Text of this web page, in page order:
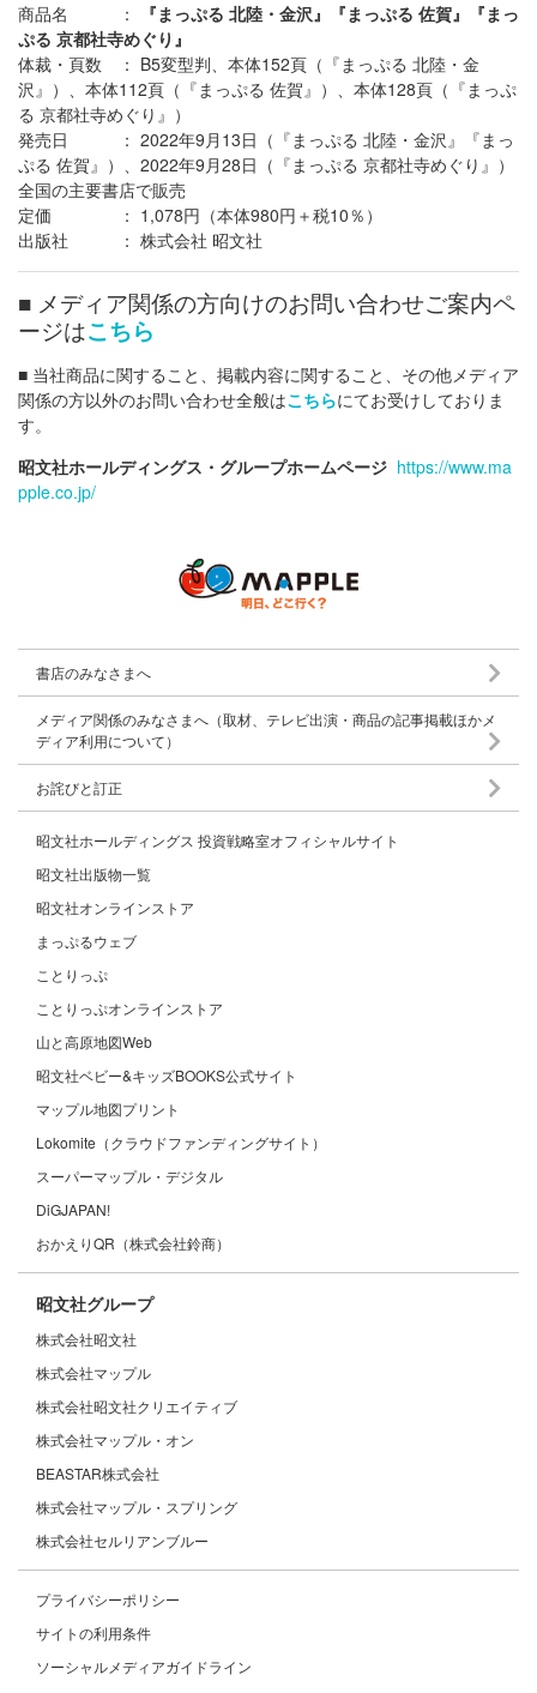
商品名 ：
『まっぷる 北陸・金沢』『まっぷる 佐賀』『まっ
ぷる 京都社寺めぐり』
体裁・頁数 ： B5変型判、本体152頁（『まっぷる 北陸・金
沢』）、本体112頁（『まっぷる 佐賀』）、本体128頁（『まっぷ
る 京都社寺めぐり』）
発売日 ： 2022年9月13日（『まっぷる 北陸・金沢』『まっ
ぷる 佐賀』）、2022年9月28日（『まっぷる 京都社寺めぐり』）
全国の主要書店で販売
定価 ： 1,078円（本体980円＋税10％）
出版社 ： 株式会社 昭文社
■ メディア関係の方向けのお問い合わせご案内ペ
ージはこちら
■ 当社商品に関すること、掲載内容に関すること、その他メディア
関係の方以外のお問い合わせ全般はこちらにてお受けしておりま
す。
昭文社ホールディングス・グループホームページ https://www.ma
pple.co.jp/
書店のみなさまへ
メディア関係のみなさまへ（取材、テレビ出演・商品の記事掲載ほかメ
ディア利用について）
お詫びと訂正
昭文社ホールディングス 投資戦略室オフィシャルサイト
昭文社出版物一覧
昭文社オンラインストア
まっぷるウェブ
ことりっぷ
ことりっぷオンラインストア
山と高原地図Web
昭文社ベビー&キッズBOOKS公式サイト
マップル地図プリント
Lokomite（クラウドファンディングサイト）
スーパーマップル・デジタル
DiGJAPAN!
おかえりQR（株式会社鈴商）
昭文社グループ
株式会社昭文社
株式会社マップル
株式会社昭文社クリエイティブ
株式会社マップル・オン
BEASTAR株式会社
株式会社マップル・スプリング
株式会社セルリアンブルー
プライバシーポリシー
サイトの利用条件
ソーシャルメディアガイドライン